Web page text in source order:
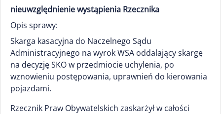
nieuwzględnienie wystąpienia Rzecznika
Opis sprawy:
Skarga kasacyjna do Naczelnego Sądu
Administracyjnego na wyrok WSA oddalający skargę
na decyzję SKO w przedmiocie uchylenia, po
wznowieniu postępowania, uprawnień do kierowania
pojazdami.
Rzecznik Praw Obywatelskich zaskarżył w całości